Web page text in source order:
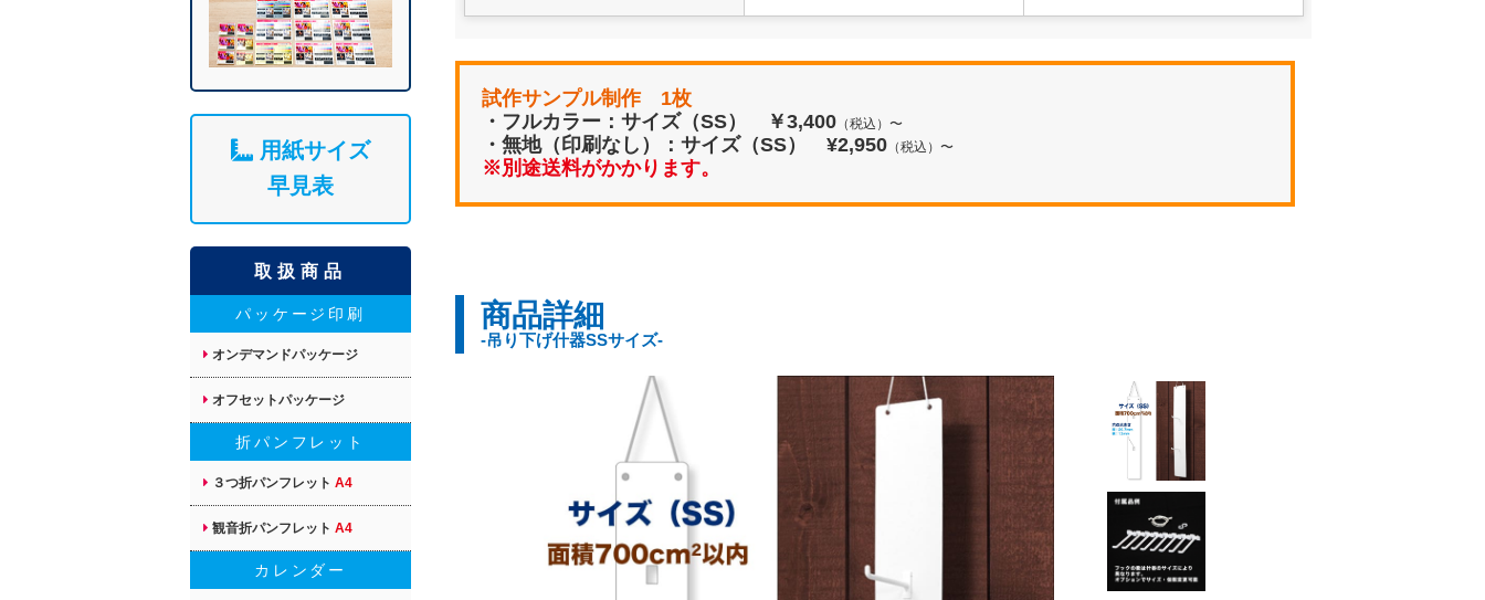
用紙サイズ
早見表
取扱商品
パッケージ印刷
オンデマンドパッケージ
オフセットパッケージ
折パンフレット
３つ折パンフレット A4
観音折パンフレット A4
カレンダー
140枚
150枚 55,000円
180枚
190枚
67,500円 54,000円
210枚 70,000円 56,000円
220枚 58,000円
230枚 75,000円
試作サンプル制作 1枚
・フルカラー： サイズ（SS） ￥3,400 （税込）〜
・無地（印刷なし）： サイズ（SS） ¥2,950 （税込）〜
※別途送料がかかります。
商品詳細
-吊り下げ什器SSサイズ-